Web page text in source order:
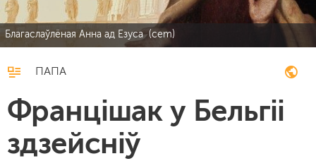
Благаслаўлёная Анна ад Езуса (cem)
ПАПА
Францішак у Бельгіі
здзейсніў